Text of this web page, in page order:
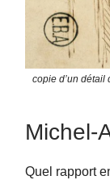
copie d’un détail
Michel-
Quel rapport